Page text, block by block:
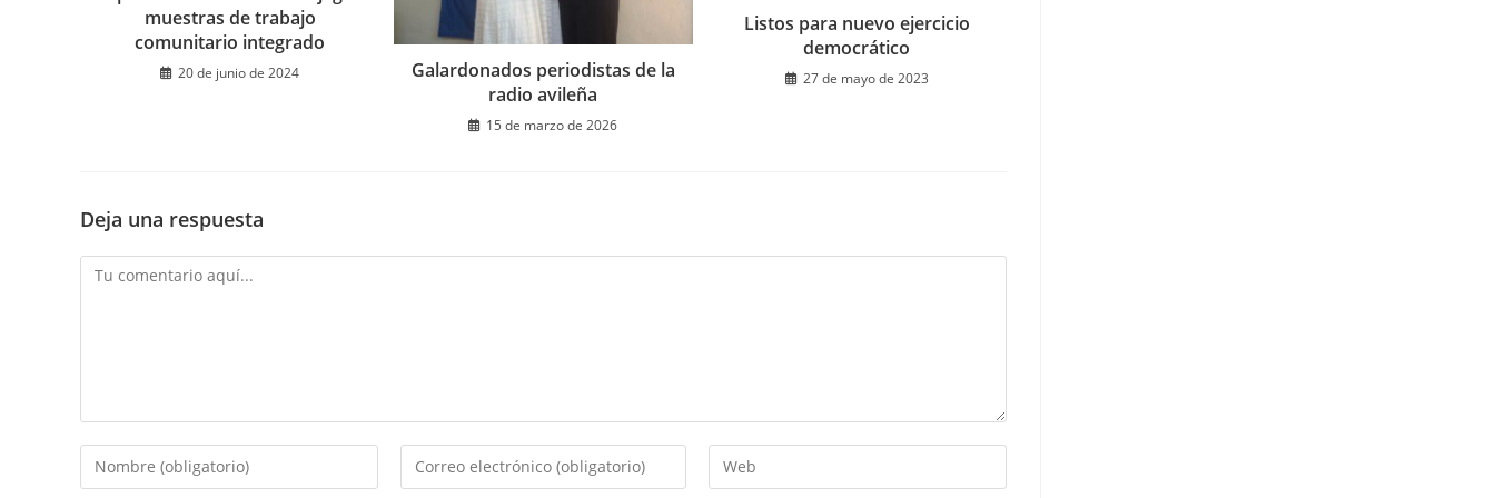
muestras de trabajo
comunitario integrado
20 de junio de 2024
Galardonados periodistas de la
radio avileña
15 de marzo de 2026
Listos para nuevo ejercicio
democrático
27 de mayo de 2023
Deja una respuesta
Comentario
Introduce
tu
Introduce
tu
Introduce
la